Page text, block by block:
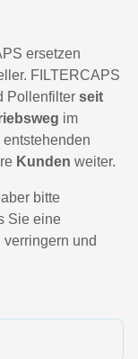
ersetzen
FILTERCAPS
Pollenfilter seit
im
Kunden weiter.
bitte
Sie eine
verringern und